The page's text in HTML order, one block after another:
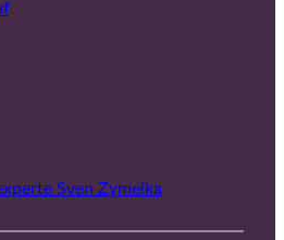
Sven Zymelka